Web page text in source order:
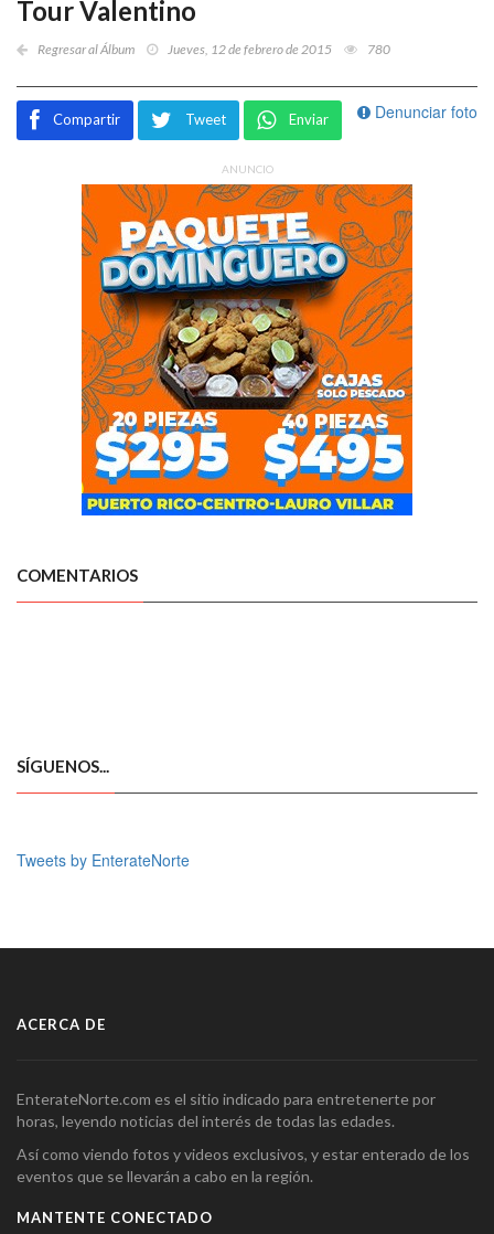
Tour Valentino
Regresar al Álbum Jueves, 12 de febrero de 2015 780
Denunciar foto
Compartir Tweet Enviar
ANUNCIO
COMENTARIOS
SÍGUENOS...
Tweets by EnterateNorte
ACERCA DE
EnterateNorte.com es el sitio indicado para entretenerte por
horas, leyendo noticias del interés de todas las edades.
Así como viendo fotos y videos exclusivos, y estar enterado de los
eventos que se llevarán a cabo en la región.
MANTENTE CONECTADO